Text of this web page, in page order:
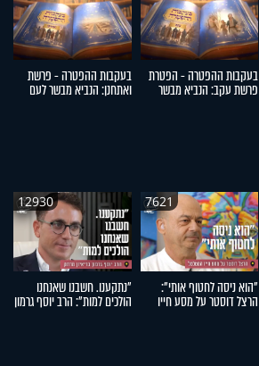
בעקבות ההפטרה - הפטרת
פרשת עקב: הנביא מבשר
בעקבות ההפטרה - פרשת
ואתחנן: הנביא מבשר לעם
7621
"הוא ניסה לחטוף אותי":
הרצל דוסטר על מסע חייו
12930
"נתקענו. חשבנו שאנחנו
הולכים למות": הרב יוסף גרמון